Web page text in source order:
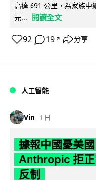
高達 691 公里，為家族中
元...
閱讀全文
92 19 ↗ 分享
人工智能
Vin 1 日
據報中國憂美
Anthropic 拒正
反制